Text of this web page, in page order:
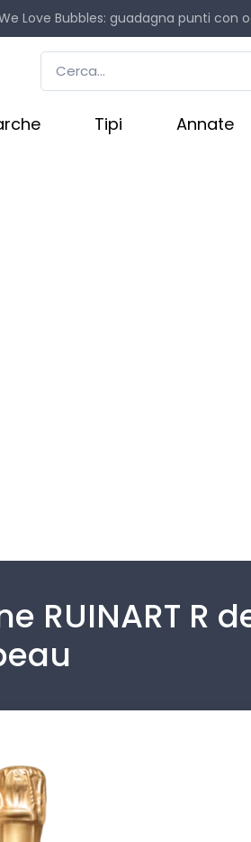
Love Bubbles: guadagna punti con
Tipi Annate
RUINART R